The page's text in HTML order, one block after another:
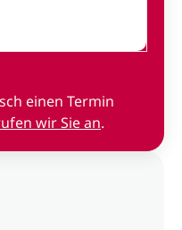
einen Termin
wir Sie an.